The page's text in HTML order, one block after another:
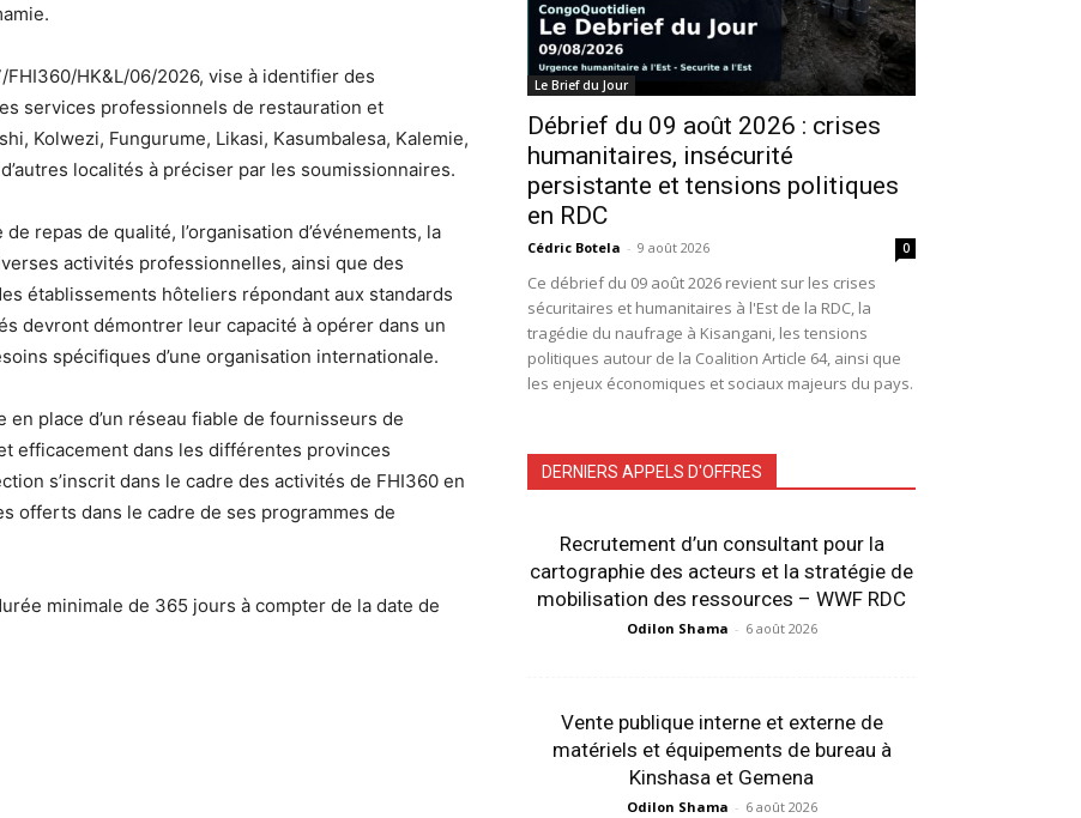
FHI360/HK&L/06/2026, vise à identifier des
services professionnels de restauration et
Kolwezi, Fungurume, Likasi, Kasumbalesa, Kalemie,
localités à préciser par les soumissionnaires.
repas de qualité, l’organisation d’événements, la
activités professionnelles, ainsi que des
établissements hôteliers répondant aux standards
devront démontrer leur capacité à opérer dans un
spécifiques d’une organisation internationale.
place d’un réseau fiable de fournisseurs de
efficacement dans les différentes provinces
s’inscrit dans le cadre des activités de FHI360 en
offerts dans le cadre de ses programmes de
minimale de 365 jours à compter de la date de
Le Brief du Jour
Débrief du 09 août 2026 : crises
humanitaires, insécurité
persistante et tensions politiques
en RDC
Cédric Botela - 9 août 2026 0
Ce débrief du 09 août 2026 revient sur les crises
sécuritaires et humanitaires à l'Est de la RDC, la
tragédie du naufrage à Kisangani, les tensions
politiques autour de la Coalition Article 64, ainsi que
les enjeux économiques et sociaux majeurs du pays.
DERNIERS APPELS D'OFFRES
Recrutement d’un consultant pour la
cartographie des acteurs et la stratégie de
mobilisation des ressources – WWF RDC
Odilon Shama - 6 août 2026
Vente publique interne et externe de
matériels et équipements de bureau à
Kinshasa et Gemena
Odilon Shama - 6 août 2026